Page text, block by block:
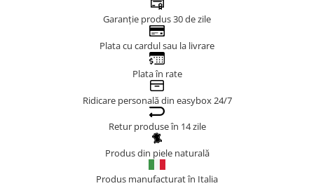
Garanție produs 30 de zile
Plata cu cardul sau la livrare
Plata în rate
Ridicare personală din easybox 24/7
Retur produse în 14 zile
Produs din piele naturală
Produs manufacturat în Italia